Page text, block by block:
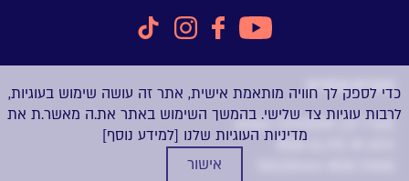
כדי לספק לך חוויה מותאמת אישית, אתר זה עושה שימוש בעוגיות,
לרבות עוגיות צד שלישי. בהמשך השימוש באתר את.ה מאשר.ת את
מדיניות העוגיות שלנו [למידע נוסף]
אישור
מוצרים נבחרים
מארז לבן Antec CX200M
RGB ELITE M-ATX